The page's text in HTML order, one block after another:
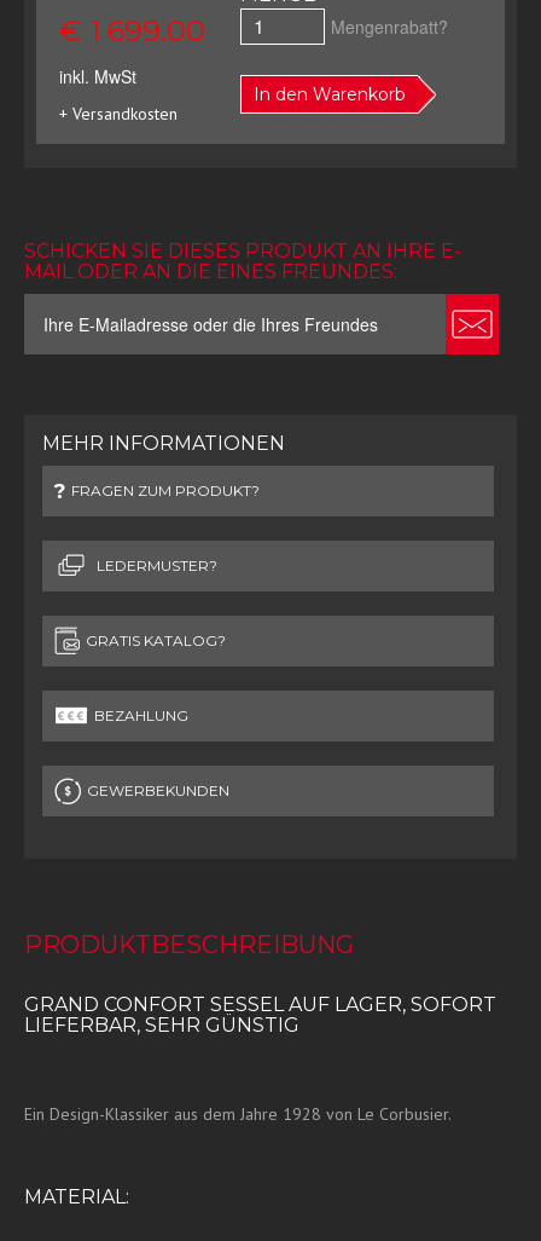
€ 1 699.00
inkl. MwSt
+ Versandkosten
Mengenrabatt?
In den Warenkorb
SCHICKEN SIE DIESES PRODUKT AN IHRE E-
MAIL ODER AN DIE EINES FREUNDES:
MEHR INFORMATIONEN
FRAGEN ZUM PRODUKT?
LEDERMUSTER?
GRATIS KATALOG?
BEZAHLUNG
GEWERBEKUNDEN
PRODUKTBESCHREIBUNG
GRAND CONFORT SESSEL AUF LAGER, SOFORT
LIEFERBAR, SEHR GÜNSTIG
Ein Design-Klassiker aus dem Jahre 1928 von Le Corbusier.
MATERIAL: